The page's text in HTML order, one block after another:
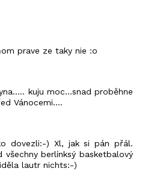
prave ze taky nie :o
kuju moc...snad proběhne
Vánocemi....
dovezli:-) Xl, jak si pán přál.
berlínksý basketbalový
lautr nichts:-)